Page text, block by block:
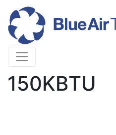
PAQUETE
150KBTU